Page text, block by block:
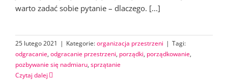
warto zadać sobie pytanie – dlaczego. [...]
25 lutego 2021 | Kategorie:organizacja przestrzeni | Tagi:
odgracanie, odgracanie przestrzeni, porządki, porządkowanie,
pozbywanie się nadmiaru, sprzątanie
Czytaj dalej